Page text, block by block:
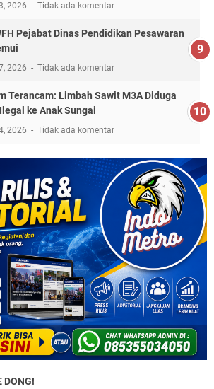
2026 Tidak ada komentar
Pejabat Dinas Pendidikan Pesawaran
2026 Tidak ada komentar
Terancam: Limbah Sawit M3A Diduga
ke Anak Sungai
2026 Tidak ada komentar
DONG!